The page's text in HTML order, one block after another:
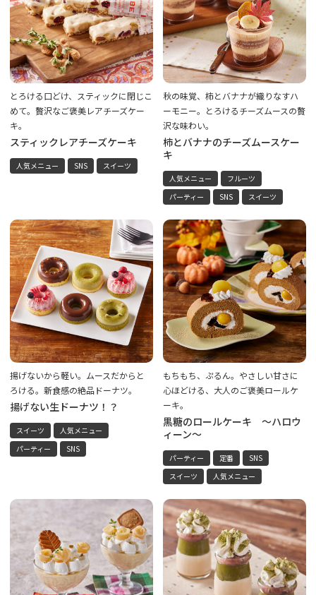
とろける口どけ、スティックに閉じこ
めて。贅沢なご褒美レアチーズケー
キ。
スティックレアチーズケーキ
人気メニュー SNS スイーツ
秋の味覚、柿とバナナが織りなすハ
ーモニー。とろけるチーズムースの贅
沢な味わい。
柿とバナナのチーズムースケー
キ
人気メニュー
フルーツ
パーティー
SNS スイーツ
揚げないから軽い。ムースだからと
ろける。新食感の絶品ドーナツ。
揚げない生ドーナツ！？
スイーツ
人気メニュー
パーティー
SNS
もちもち、ぷるん。やさしい甘さに
心ほどける、大人のご褒美ロールケ
ーキ。
黒糖のロールケーキ ～ハロウ
ィーン～
パーティー 定番
SNS
スイーツ
人気メニュー